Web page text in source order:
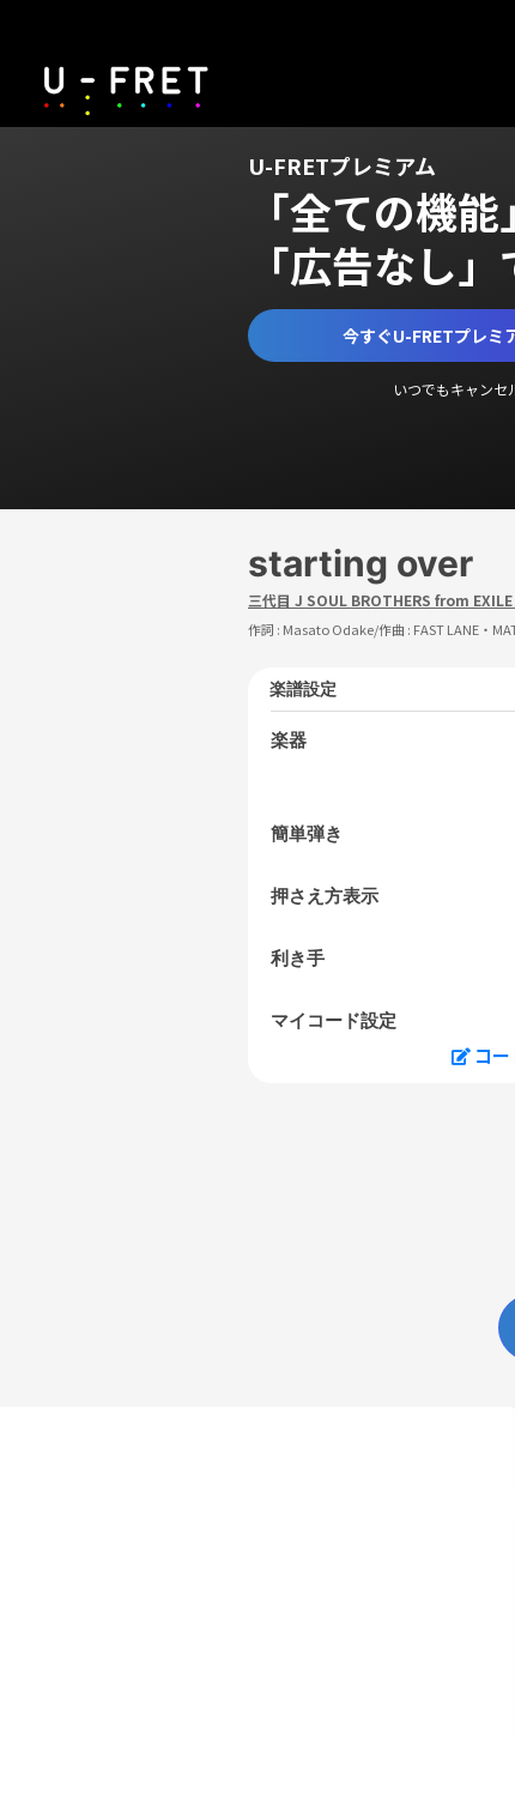
U-FRETプレミアム
「全ての機
「広告なし
今すぐU-FRETプレミ
いつでもキャンセ
starting over
三代目 J SOUL BROTHERS from
作詞 : Masato Odake/作曲 : FAST LANE・
楽譜設定
楽器
簡単弾き
押さえ方表示
利き手
マイコード設定
コ